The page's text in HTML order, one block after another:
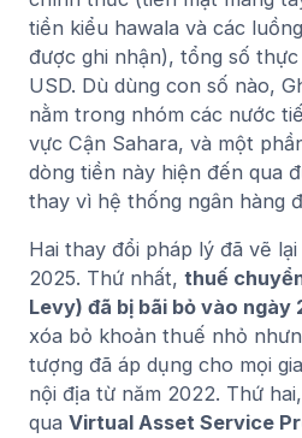
tiền kiểu hawala và các
được ghi nhận), tổng số
USD. Dù dùng con số nào,
nằm trong nhóm các nước
vực Cận Sahara, và một
dòng tiền này hiện đến qua
thay vì hệ thống ngân hàng
Hai thay đổi pháp lý đã vẽ
2025. Thứ nhất, thuế
Levy) đã bị bãi bỏ vào ngày
xóa bỏ khoản thuế nhỏ
tượng đã áp dụng cho mọi
nội địa từ năm 2022. Thứ
qua Virtual Asset Service